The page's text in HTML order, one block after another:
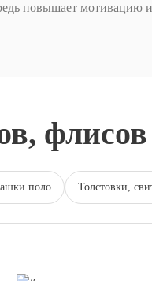
повышает мотивацию
флисов
поло Толстовки,